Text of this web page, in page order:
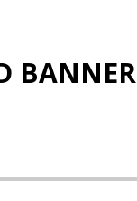
BANNER